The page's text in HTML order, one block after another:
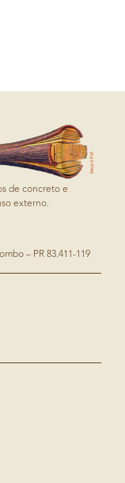
de concreto e
externo.
– PR 83.411-119